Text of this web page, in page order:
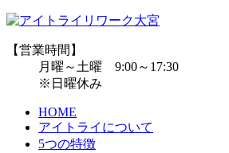
【営業時間】
月曜～土曜 9:00～17:30
※日曜休み
HOME
アイトライについて
5つの特徴